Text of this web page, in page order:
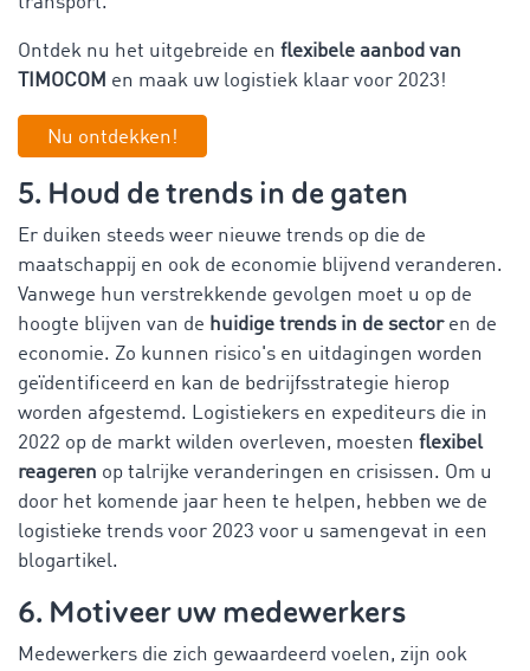
Ontdek nu het uitgebreide en flexibele aanbod van
TIMOCOM en maak uw logistiek klaar voor 2023!
Nu ontdekken!
5. Houd de trends in de gaten
Er duiken steeds weer nieuwe trends op die de
maatschappij en ook de economie blijvend veranderen.
Vanwege hun verstrekkende gevolgen moet u op de
hoogte blijven van de huidige trends in de sectoren de
economie. Zo kunnen risico's en uitdagingen worden
geïdentificeerd en kan de bedrijfsstrategie hierop
worden afgestemd. Logistiekers en expediteurs die in
2022 op de markt wilden overleven, moesten flexibel
reageren op talrijke veranderingen en crisissen. Om u
door het komende jaar heen te helpen, hebben we de
logistieke trends voor 2023 voor u samengevat in een
blogartikel.
6. Motiveer uw medewerkers
Medewerkers die zich gewaardeerd voelen, zijn ook